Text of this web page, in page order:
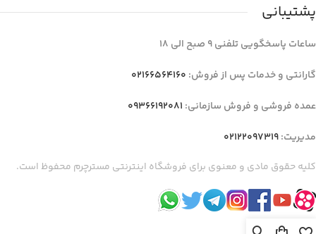
پشتیبانی
ساعات پاسخگویی تلفنی 9 صبح الی 18
گارانتی و خدمات پس از فروش: 02166564160
عمده فروشی و فروش سازمانی: 09366192081
مدیریت:02122097319
کلیه حقوق مادی و معنوی برای فروشگاه اینترنتی مسترچرم محفوظ است.